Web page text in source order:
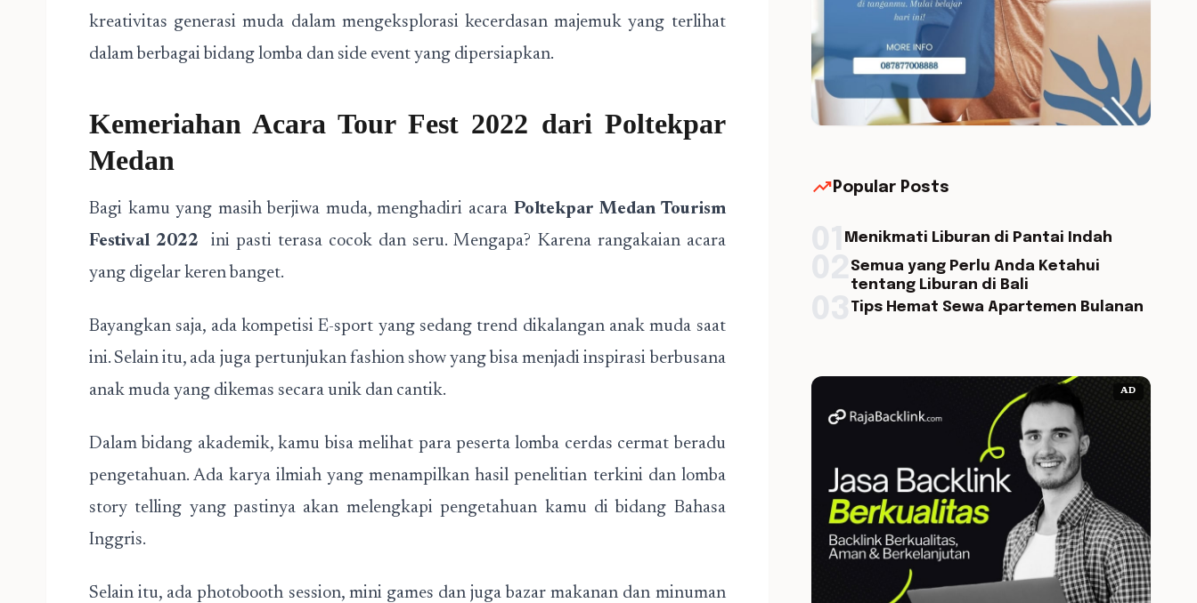
kreativitas generasi muda dalam mengeksplorasi kecerdasan majemuk yang terlihat
dalam berbagai bidang lomba dan side event yang dipersiapkan.
Kemeriahan Acara Tour Fest 2022 dari Poltekpar
Medan
Bagi kamu yang masih berjiwa muda, menghadiri acara Poltekpar Medan Tourism
Festival 2022 ini pasti terasa cocok dan seru. Mengapa? Karena rangakaian acara
yang digelar keren banget.
Bayangkan saja, ada kompetisi E-sport yang sedang trend dikalangan anak muda saat
ini. Selain itu, ada juga pertunjukan fashion show yang bisa menjadi inspirasi berbusana
anak muda yang dikemas secara unik dan cantik.
Dalam bidang akademik, kamu bisa melihat para peserta lomba cerdas cermat beradu
pengetahuan. Ada karya ilmiah yang menampilkan hasil penelitian terkini dan lomba
story telling yang pastinya akan melengkapi pengetahuan kamu di bidang Bahasa
Inggris.
Selain itu, ada photobooth session, mini games dan juga bazar makanan dan minuman
trending_up Popular Posts
Menikmati Liburan di Pantai Indah
Semua yang Perlu Anda Ketahui
tentang Liburan di Bali
Tips Hemat Sewa Apartemen Bulanan
AD